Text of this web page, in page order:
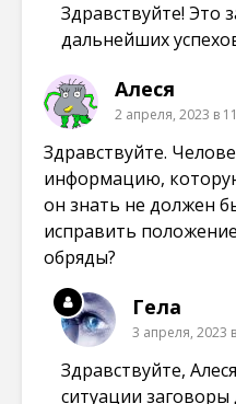
Здравствуйте! Это
дальнейших
Алеся
2 апреля, 2023 в
Здравствуйте.
информацию,
он знать не должен
исправить
обряды?
Гела
3 апреля, 2023
Здравствуйте,
ситуации